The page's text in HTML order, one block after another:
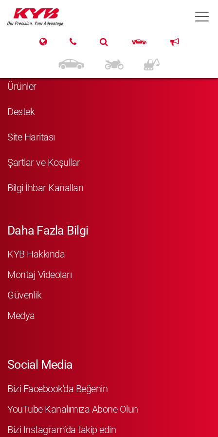
Navigasyon
Ürünler
Destek
Site Haritası
Şartlar ve Koşullar
Bilgi İhbar Kanalları
Daha Fazla Bilgi
KYB Hakkında
Montaj Videoları
Güvenlik
Medya
Social Media
Bizi Facebook'da Beğenin
YouTube Kanalımıza Abone Olun
Bizi Instagram’da takip edin